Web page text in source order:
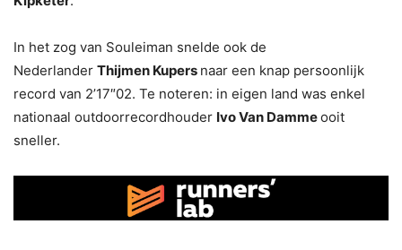
In het zog van Souleiman snelde ook de
Nederlander Thijmen Kupers naar een knap persoonlijk
record van 2’17″02. Te noteren: in eigen land was enkel
nationaal outdoorrecordhouder Ivo Van Dammeooit
sneller.